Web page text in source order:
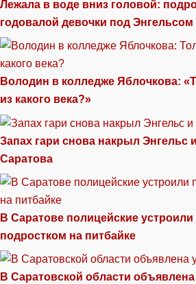
Лежала в воде вниз головой:
годовалой девочки под Энгельсом
Володин в колледже Яблочкова:
из какого века?»
Запах гари снова накрыл Энгельс
Саратова
В Саратове полицейские
подростком на питбайке
В Саратовской области